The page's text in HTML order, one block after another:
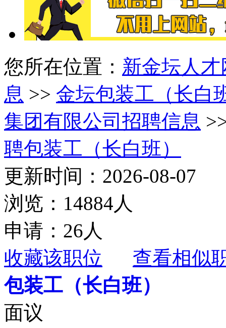
您所在位置： 新金坛人才
息 >> 金坛包装工（长白
集团有限公司招聘信息
聘包装工（长白班）
更新时间：2026-08-07
浏览：14884人
申请：26人
收藏该职位
查看相似
包装工（长白班）
面议